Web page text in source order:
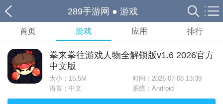
289手游网 ● 游戏
首页 游戏 应用 排行
拳来拳往游戏人物全解锁版v1.6 2026官方
中文版
大小： 15.5M
时间：2026-07-08 13:39
语言：中文
系统：Android